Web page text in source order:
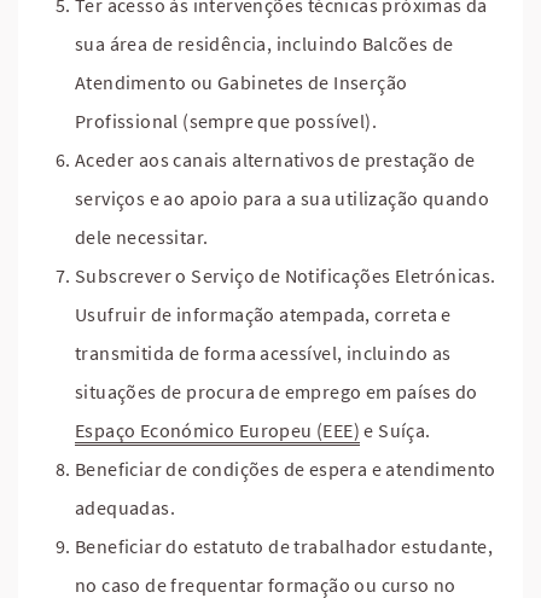
Ter acesso às intervenções técnicas próximas da
sua área de residência, incluindo Balcões de
Atendimento ou Gabinetes de Inserção
Profissional (sempre que possível).
Aceder aos canais alternativos de prestação de
serviços e ao apoio para a sua utilização quando
dele necessitar.
Subscrever o Serviço de Notificações Eletrónicas.
Usufruir de informação atempada, correta e
transmitida de forma acessível, incluindo as
situações de procura de emprego em países do
Espaço Económico Europeu (EEE) e Suíça.
Beneficiar de condições de espera e atendimento
adequadas.
Beneficiar do estatuto de trabalhador estudante,
no caso de frequentar formação ou curso no